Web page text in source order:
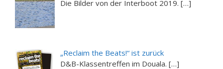
Die Bilder von der Interboot 2019. […]
„Reclaim the Beats!“ ist zurück
D&B-Klassentreffen im Douala. […]